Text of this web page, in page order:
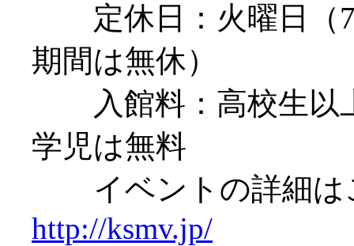
定休日：火曜日（7
期間は無休）
入館料：高校生以
学児は無料
イベントの詳細は
http://ksmv.jp/